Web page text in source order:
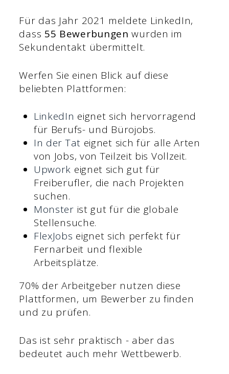
Für das Jahr 2021 meldete LinkedIn,
dass 55 Bewerbungen wurden im
Sekundentakt übermittelt.
Werfen Sie einen Blick auf diese
beliebten Plattformen:
LinkedIn eignet sich hervorragend
für Berufs- und Bürojobs.
In der Tat eignet sich für alle Arten
von Jobs, von Teilzeit bis Vollzeit.
Upwork eignet sich gut für
Freiberufler, die nach Projekten
suchen.
Monster ist gut für die globale
Stellensuche.
FlexJobs eignet sich perfekt für
Fernarbeit und flexible
Arbeitsplätze.
70% der Arbeitgeber nutzen diese
Plattformen, um Bewerber zu finden
und zu prüfen.
Das ist sehr praktisch - aber das
bedeutet auch mehr Wettbewerb.